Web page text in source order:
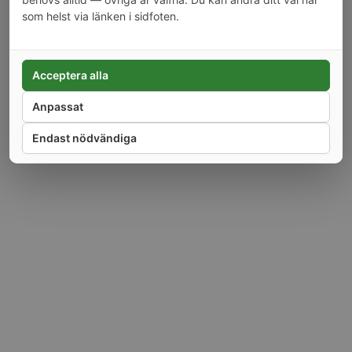
Copyright © 2026 Tarra AB. Alla rättigheter reserverade. Webbutiken drivs av
Tarra AB, orgnr 556819-9953, Sorterargatan 12, 162 50 Vällingby.
som helst via länken i sidfoten.
Endast nödvändiga
Anpassat
Acceptera alla